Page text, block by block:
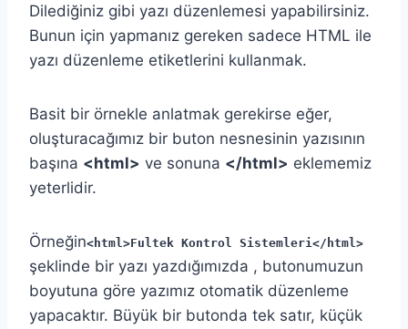
Dilediğiniz gibi yazı düzenlemesi yapabilirsiniz.
Bunun için yapmanız gereken sadece HTML ile
yazı düzenleme etiketlerini kullanmak.
Basit bir örnekle anlatmak gerekirse eğer,
oluşturacağımız bir buton nesnesinin yazısının
başına <html> ve sonuna </html> eklememiz
yeterlidir.
Örneğin<html>Fultek Kontrol Sistemleri</html>
şeklinde bir yazı yazdığımızda , butonumuzun
boyutuna göre yazımız otomatik düzenleme
yapacaktır. Büyük bir butonda tek satır, küçük